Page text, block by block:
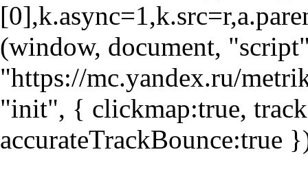
(window, document,
"https://mc.yandex.ru/
"init", { clickmap:true,
accurateTrackBounce:true